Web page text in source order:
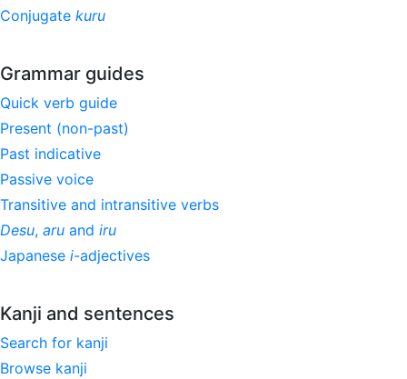
Conjugate kuru
Grammar guides
Quick verb guide
Present (non-past)
Past indicative
Passive voice
Transitive and intransitive verbs
Desu, aru and iru
Japanese i-adjectives
Kanji and sentences
Search for kanji
Browse kanji